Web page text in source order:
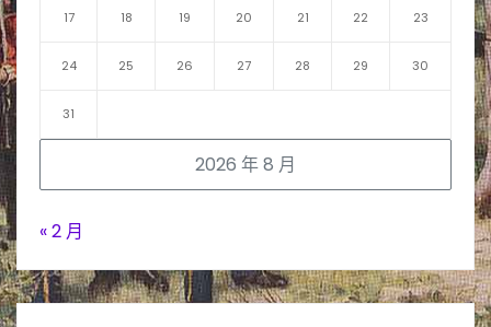
2026 年 8 月
17 18 19 20 21 22 23
24 25 26 27 28 29 30
31
« 2 月